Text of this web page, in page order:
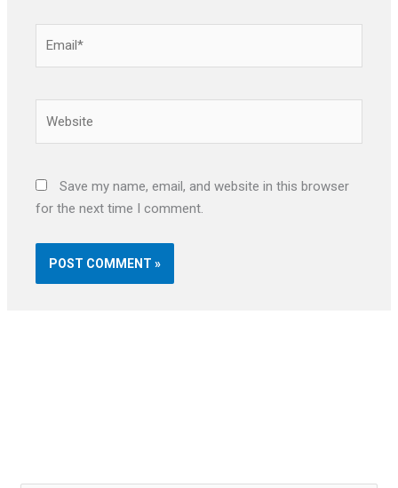
Save my name, email, and website in this browser
for the next time I comment.